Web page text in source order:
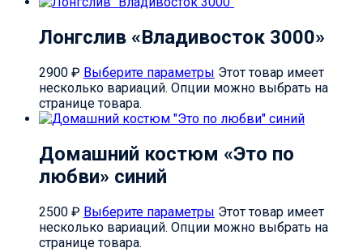
Лонгслив «Владивосток 3000»
2900 ₽ Выберите параметры Этот товар имеет
несколько вариаций. Опции можно выбрать на
странице товара.
Домашний костюм «Это по
любви» синий
2500 ₽ Выберите параметры Этот товар имеет
несколько вариаций. Опции можно выбрать на
странице товара.